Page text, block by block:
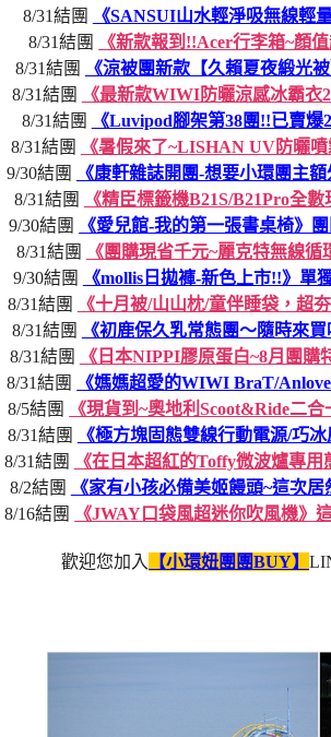
8/31結團
《SANSUI山水輕淨吸無線輕
8/31結團
《新款報到!!Acer行李箱~顏
8/31結團
《涼被團新款【久賴夏夜緞光
8/31結團
《最新款WIWI防曬涼感冰霸衣
8/31結團
《Luvipod腳架第38團!!已賣
8/31結團
《暑假來了~LISHAN UV防曬
9/30結團
《康軒雜誌開團-想要小環團主
8/31結團
《精臣標籤機B21S/B21Pro全
9/30結團
《愛兒館-我的第一張書桌椅》
8/31結團
《團購現省千元~麗克特無線
9/30結團
《mollis日拋褲-新色上市!!》單
8/31結團
《十月被/山山枕/童伴睡袋，超
8/31結團
《初鹿保久乳常態團～隨時來
8/31結團
《日本NIPPI膠原蛋白~8月團
8/31結團
《媽媽超愛的WIWI BraT/
8/5結團
《現貨到~奧地利Scoot&Ride二
8/31結團
《極方塊固態雙線行動電源/巧
8/31結團
《在日本超紅的Toffy微波爐專
8/2結團
《家有小孩必備美姬饅頭~這次
8/16結團
《JWAY口袋風超迷你吹風機》
歡迎您加入 【小環妞團團BUY】